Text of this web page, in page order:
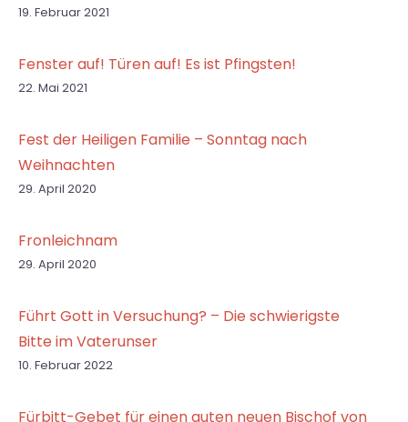
19. Februar 2021
Fenster auf! Türen auf! Es ist Pfingsten!
22. Mai 2021
Fest der Heiligen Familie – Sonntag nach
Weihnachten
29. April 2020
Fronleichnam
29. April 2020
Führt Gott in Versuchung? – Die schwierigste
Bitte im Vaterunser
10. Februar 2022
Fürbitt-Gebet für einen guten neuen Bischof von